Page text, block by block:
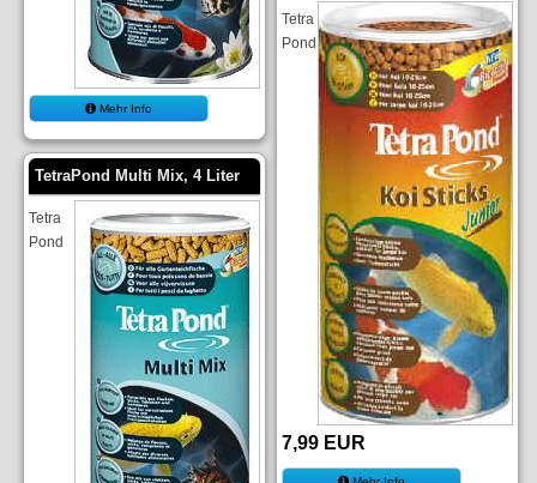
Mehr Info
TetraPond Multi Mix, 4 Liter
Tetra
Pond
Tetra
Pond
7,99 EUR